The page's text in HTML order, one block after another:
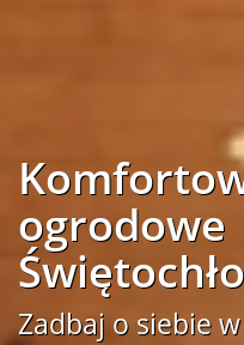
ogrodowe
Zadbaj o siebie